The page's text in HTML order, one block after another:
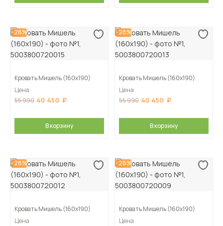
-28%
Кровать Мишель (160х190)
Цена
55 990 40 450
В корзину
-28%
Кровать Мишель (160х190)
Цена
55 990 40 450
В корзину
-28%
Кровать Мишель (160х190)
Цена
-28%
Кровать Мишель (160х190)
Цена